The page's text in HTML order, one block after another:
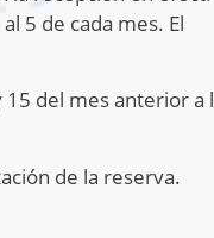
5 de cada mes. El
del mes anterior a
de la reserva.